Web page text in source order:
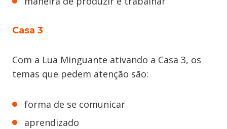
Casa 3
Com a Lua Minguante ativando a Casa 3, os
temas que pedem atenção são:
forma de se comunicar
aprendizado